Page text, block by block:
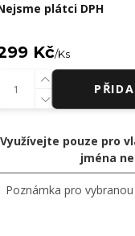
plátci DPH
Kč/Ks
Využívejte pouze pro
jména